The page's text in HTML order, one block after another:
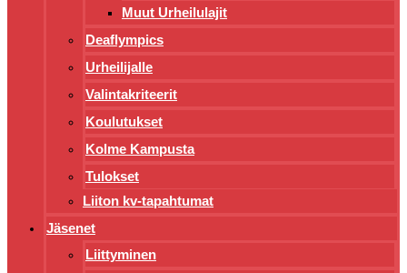
Muut Urheilulajit
Deaflympics
Urheilijalle
Valintakriteerit
Koulutukset
Kolme Kampusta
Tulokset
Liiton kv-tapahtumat
Jäsenet
Liittyminen